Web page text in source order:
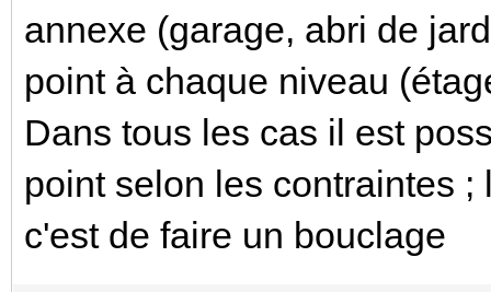
annexe (garage, abri de
point à chaque niveau
Dans tous les cas il est
point selon les contraintes
c'est de faire un bouclage